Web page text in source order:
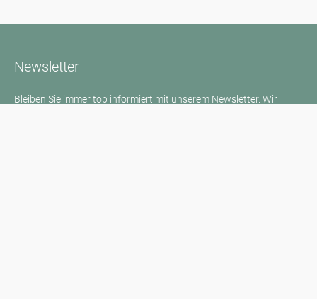
Newsletter
Bleiben Sie immer top informiert mit unserem Newsletter. Wir